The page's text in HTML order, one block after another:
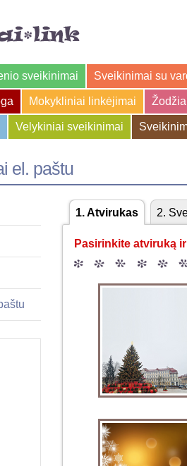
sveikinimai Sveikinimai su
Mokykliniai linkėjimai
Velykiniai sveikinimai
el. paštu
1. Atvirukas 2.
Pasirinkite atviruką